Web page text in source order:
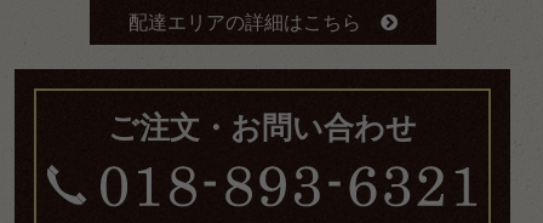
配達エリアの詳細はこちら
ご注文・お問い合わせ